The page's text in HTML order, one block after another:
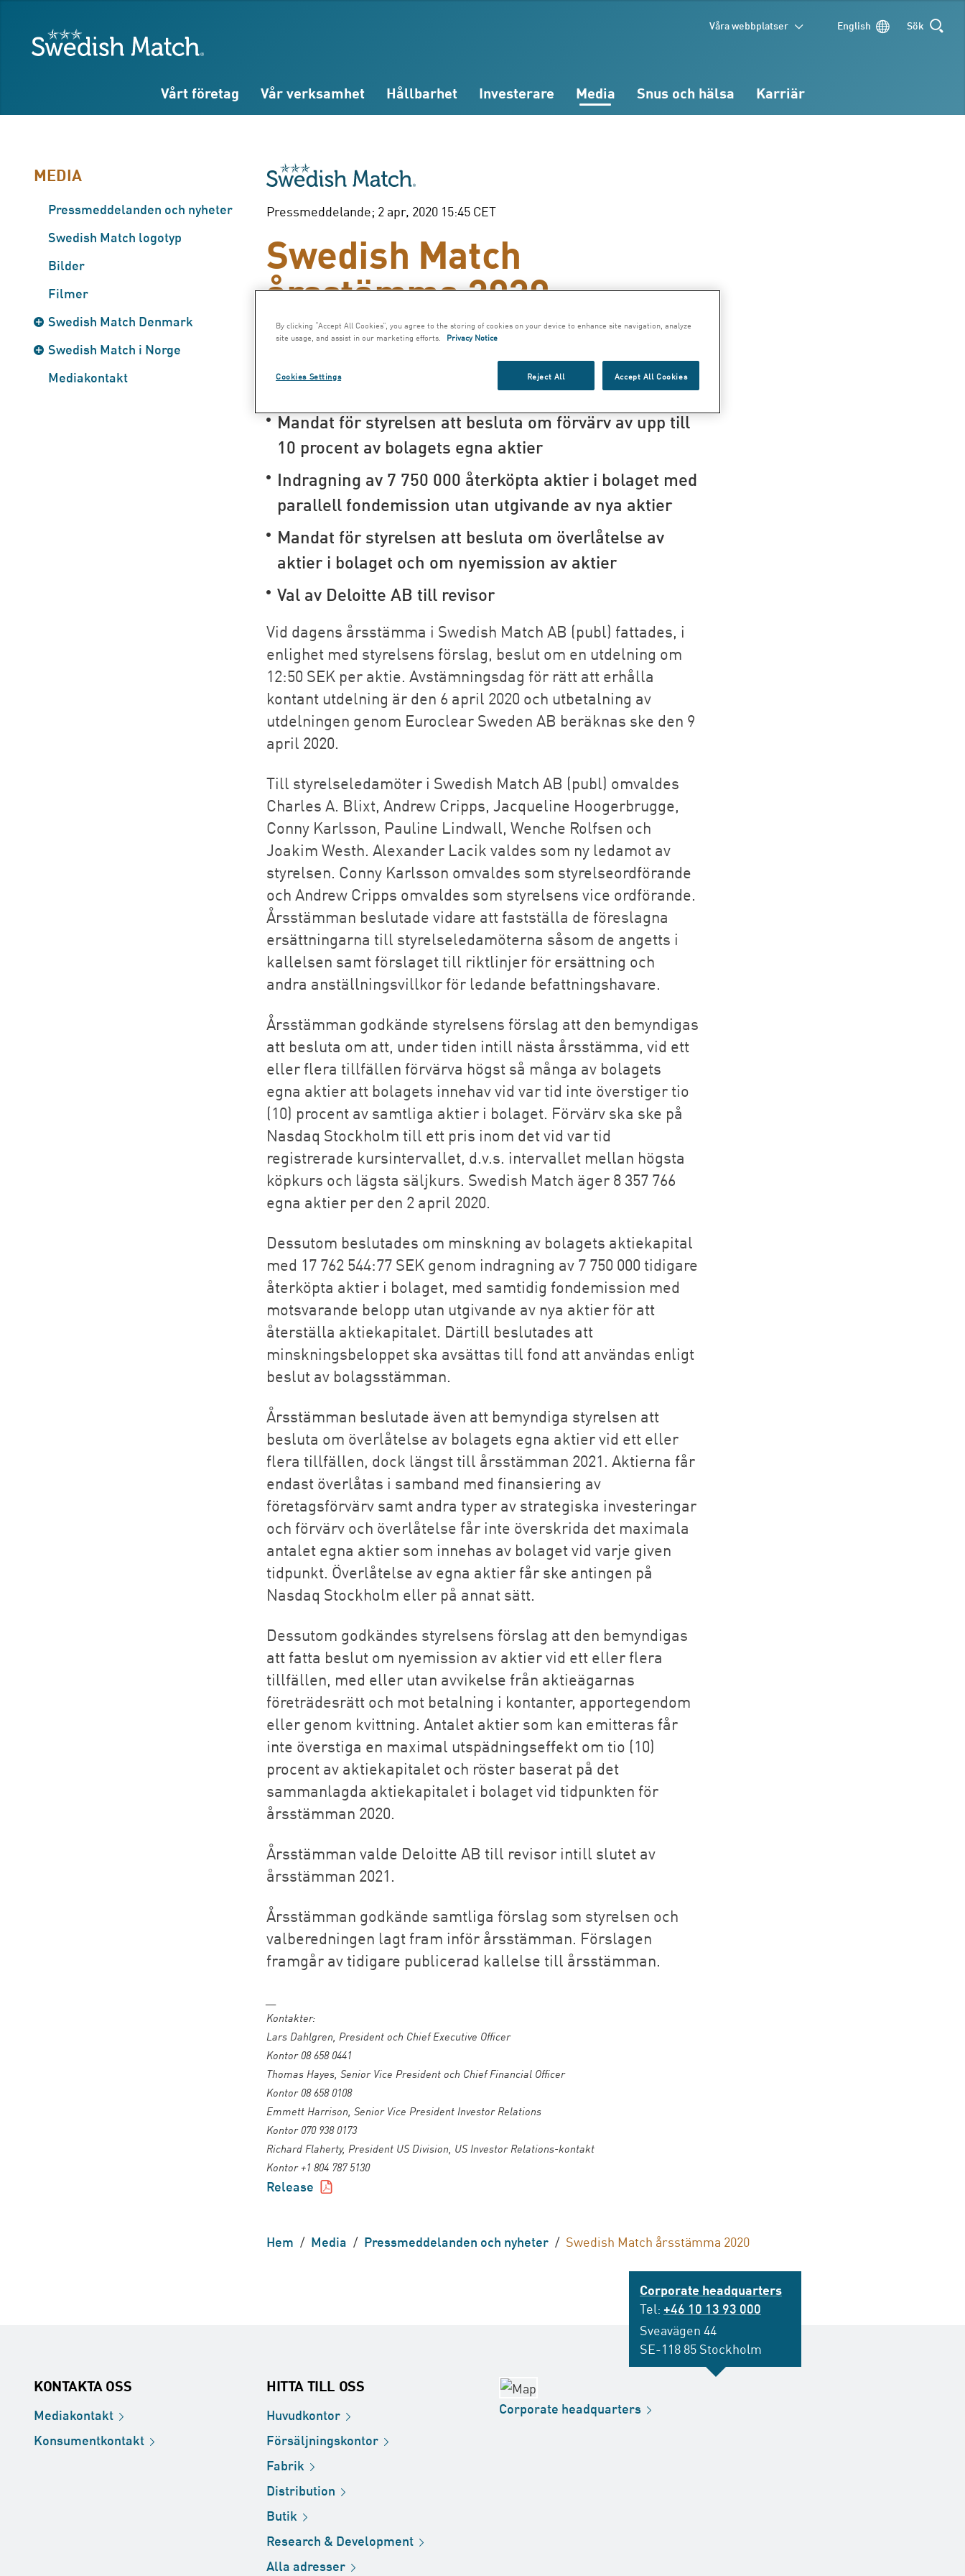
Sök
Fritext
Fritext
Swedish Match
Våra webbplatser English Sök
Vårt företag Vår verksamhet Hållbarhet Investerare Media Snus och hälsa Karriär
MEDIA
Pressmeddelanden och nyheter
Swedish Match logotyp
Bilder
Filmer
Swedish Match Denmark
Swedish Match i Norge
Mediakontakt
Pressmeddelande; 2 apr, 2020 15:45 CET
Swedish Match
årsstämma 2020
Dagens årsstämma beslutade bl a följande:
Utdelning till aktieägarna om 12:50 SEK per aktie
Mandat för styrelsen att besluta om förvärv av upp till
10 procent av bolagets egna aktier
Indragning av 7 750 000 återköpta aktier i bolaget med
parallell fondemission utan utgivande av nya aktier
Mandat för styrelsen att besluta om överlåtelse av
aktier i bolaget och om nyemission av aktier
Val av Deloitte AB till revisor
Vid dagens årsstämma i Swedish Match AB (publ) fattades, i
enlighet med styrelsens förslag, beslut om en utdelning om
12:50 SEK per aktie. Avstämningsdag för rätt att erhålla
kontant utdelning är den 6 april 2020 och utbetalning av
utdelningen genom Euroclear Sweden AB beräknas ske den 9
april 2020.
Till styrelseledamöter i Swedish Match AB (publ) omvaldes
Charles A. Blixt, Andrew Cripps, Jacqueline Hoogerbrugge,
Conny Karlsson, Pauline Lindwall, Wenche Rolfsen och
Joakim Westh. Alexander Lacik valdes som ny ledamot av
styrelsen. Conny Karlsson omvaldes som styrelseordförande
och Andrew Cripps omvaldes som styrelsens vice ordförande.
Årsstämman beslutade vidare att fastställa de föreslagna
ersättningarna till styrelseledamöterna såsom de angetts i
kallelsen samt förslaget till riktlinjer för ersättning och
andra anställningsvillkor för ledande befattningshavare.
Årsstämman godkände styrelsens förslag att den bemyndigas
att besluta om att, under tiden intill nästa årsstämma, vid ett
eller flera tillfällen förvärva högst så många av bolagets
egna aktier att bolagets innehav vid var tid inte överstiger tio
(10) procent av samtliga aktier i bolaget. Förvärv ska ske på
Nasdaq Stockholm till ett pris inom det vid var tid
registrerade kursintervallet, d.v.s. intervallet mellan högsta
köpkurs och lägsta säljkurs. Swedish Match äger 8 357 766
egna aktier per den 2 april 2020.
Dessutom beslutades om minskning av bolagets aktiekapital
med 17 762 544:77 SEK genom indragning av 7 750 000 tidigare
återköpta aktier i bolaget, med samtidig fondemission med
motsvarande belopp utan utgivande av nya aktier för att
återställa aktiekapitalet. Därtill beslutades att
minskningsbeloppet ska avsättas till fond att användas enligt
beslut av bolagsstämman.
Årsstämman beslutade även att bemyndiga styrelsen att
besluta om överlåtelse av bolagets egna aktier vid ett eller
flera tillfällen, dock längst till årsstämman 2021. Aktierna får
endast överlåtas i samband med finansiering av
företagsförvärv samt andra typer av strategiska investeringar
och förvärv och överlåtelse får inte överskrida det maximala
antalet egna aktier som innehas av bolaget vid varje given
tidpunkt. Överlåtelse av egna aktier får ske antingen på
Nasdaq Stockholm eller på annat sätt.
Dessutom godkändes styrelsens förslag att den bemyndigas
att fatta beslut om nyemission av aktier vid ett eller flera
tillfällen, med eller utan avvikelse från aktieägarnas
företrädesrätt och mot betalning i kontanter, apportegendom
eller genom kvittning. Antalet aktier som kan emitteras får
inte överstiga en maximal utspädningseffekt om tio (10)
procent av aktiekapitalet och röster baserat på det
sammanlagda aktiekapitalet i bolaget vid tidpunkten för
årsstämman 2020.
Årsstämman valde Deloitte AB till revisor intill slutet av
årsstämman 2021.
Årsstämman godkände samtliga förslag som styrelsen och
valberedningen lagt fram inför årsstämman. Förslagen
framgår av tidigare publicerad kallelse till årsstämman.
Kontakter:
Lars Dahlgren, President och Chief Executive Officer
Kontor 08 658 0441
Thomas Hayes, Senior Vice President och Chief Financial Officer
Kontor 08 658 0108
Emmett Harrison, Senior Vice President Investor Relations
Kontor 070 938 0173
Richard Flaherty, President US Division, US Investor Relations-kontakt
Kontor +1 804 787 5130
Release
Hem / Media / Pressmeddelanden och nyheter / Swedish Match årsstämma 2020
KONTAKTA OSS
Mediakontakt
Konsumentkontakt
HITTA TILL OSS
Huvudkontor
Försäljningskontor
Fabrik
Distribution
Butik
Research & Development
Allaadresser
Corporate headquarters
Tel: +46 10 13 93 000
Sveavägen 44
SE-118 85 Stockholm
Corporate headquarters
By clicking “Accept All Cookies”, you agree to the storing of cookies on your device to enhance site navigation, analyze
site usage, and assist in our marketing efforts.
Privacy Notice
Cookies Settings Reject All Accept All Cookies